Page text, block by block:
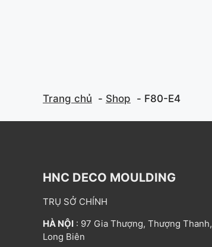
Trang chủ Shop F80-E4
HNC DECO MOULDING
TRỤ SỞ CHÍNH
HÀ NỘI : 97 Gia Thượng, Thượng Thanh,
Long Biên